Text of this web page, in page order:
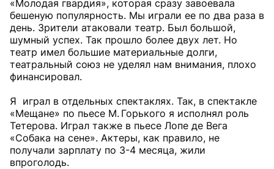
«Молодая гвардия», которая сразу завоевала
бешеную популярность. Мы играли ее по два раза в
день. Зрители атаковали театр. Был большой,
шумный успех. Так прошло более двух лет. Но
театр имел большие материальные долги,
театральный союз не уделял нам внимания, плохо
финансировал.
Я играл в отдельных спектаклях. Так, в спектакле
«Мещане» по пьесе М. Горького я исполнял роль
Тетерова. Играл также в пьесе Лопе де Вега
«Собака на сене». Актеры, как правило, не
получали зарплату по 3-4 месяца, жили
впроголодь.